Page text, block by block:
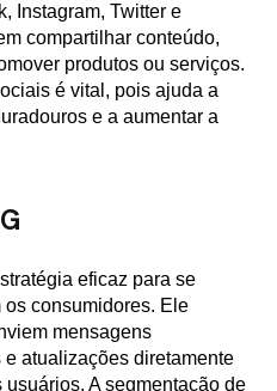
Instagram, Twitter e
compartilhar conteúdo,
produtos ou serviços.
é vital, pois ajuda a
e a aumentar a
eficaz para se
consumidores. Ele
mensagens
atualizações diretamente
A segmentação de